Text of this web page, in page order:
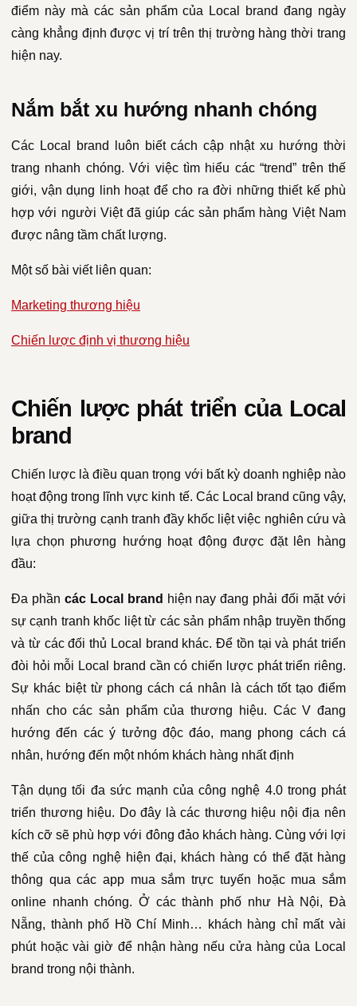
điểm này mà các sản phẩm của Local brand đang ngày
càng khẳng định được vị trí trên thị trường hàng thời trang
hiện nay.
Nắm bắt xu hướng nhanh chóng
Các Local brand luôn biết cách cập nhật xu hướng thời
trang nhanh chóng. Với việc tìm hiểu các “trend” trên thế
giới, vận dụng linh hoạt để cho ra đời những thiết kế phù
hợp với người Việt đã giúp các sản phẩm hàng Việt Nam
được nâng tầm chất lượng.
Một số bài viết liên quan:
Marketing thương hiệu
Chiến lược định vị thương hiệu
Chiến lược phát triển của Local
brand
Chiến lược là điều quan trọng với bất kỳ doanh nghiệp nào
hoạt động trong lĩnh vực kinh tế. Các Local brand cũng vậy,
giữa thị trường cạnh tranh đầy khốc liệt việc nghiên cứu và
lựa chọn phương hướng hoạt động được đặt lên hàng
đầu:
Đa phần các Local brand hiện nay đang phải đối mặt với
sự cạnh tranh khốc liệt từ các sản phẩm nhập truyền thống
và từ các đối thủ Local brand khác. Để tồn tại và phát triển
đòi hỏi mỗi Local brand cần có chiến lược phát triển riêng.
Sự khác biệt từ phong cách cá nhân là cách tốt tạo điểm
nhấn cho các sản phẩm của thương hiệu. Các V đang
hướng đến các ý tưởng độc đáo, mang phong cách cá
nhân, hướng đến một nhóm khách hàng nhất định
Tận dụng tối đa sức mạnh của công nghệ 4.0 trong phát
triển thương hiệu. Do đây là các thương hiệu nội địa nên
kích cỡ sẽ phù hợp với đông đảo khách hàng. Cùng với lợi
thế của công nghệ hiện đại, khách hàng có thể đặt hàng
thông qua các app mua sắm trực tuyến hoặc mua sắm
online nhanh chóng. Ở các thành phố như Hà Nội, Đà
Nẵng, thành phố Hồ Chí Minh… khách hàng chỉ mất vài
phút hoặc vài giờ để nhận hàng nếu cửa hàng của Local
brand trong nội thành.